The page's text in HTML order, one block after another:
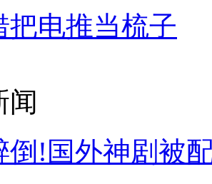
把电推当梳子
闻
倒!国外神剧被